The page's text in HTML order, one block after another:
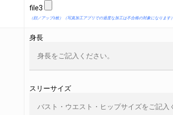
file3
（顔／アップ2枚）（写真加工アプリでの過度な加工は不合格の対象になります）
身長
スリーサイズ